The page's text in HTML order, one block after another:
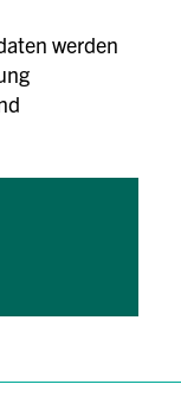
werden